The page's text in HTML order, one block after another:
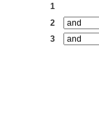
1
2
3